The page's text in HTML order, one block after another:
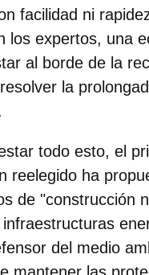
facilidad ni
los expertos, una
al borde de la
la
todo esto, el
reelegido ha
de "construcción
del medio